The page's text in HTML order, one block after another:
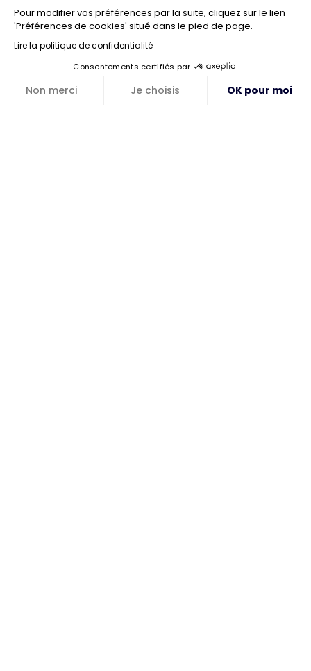
Pour modifier vos préférences par la suite, cliquez sur le lien
'Préférences de cookies' situé dans le pied de page.
Lire la politique de confidentialité
Consentements certifiés par
Non merci Je choisis OK pour moi